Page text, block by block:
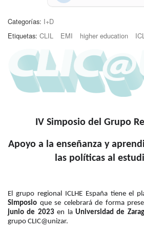
Categorías: I+D
Etiquetas: CLIL EMI higher education
IV Simposio del Grupo
Apoyo a la enseñanza y
las políticas al
El grupo regional ICLHE España tiene el
Simposio que se celebrará de forma
junio de 2023 en la Universidad de
grupo CLIC@unizar.